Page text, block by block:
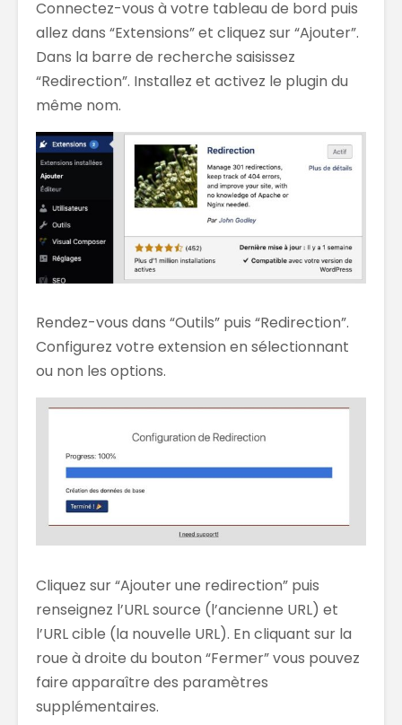
Connectez-vous à votre tableau de bord puis
allez dans “Extensions” et cliquez sur “Ajouter”.
Dans la barre de recherche saisissez
“Redirection”. Installez et activez le plugin du
même nom.
Rendez-vous dans “Outils” puis “Redirection”.
Configurez votre extension en sélectionnant
ou non les options.
Cliquez sur “Ajouter une redirection” puis
renseignez l’URL source (l’ancienne URL) et
l’URL cible (la nouvelle URL). En cliquant sur la
roue à droite du bouton “Fermer” vous pouvez
faire apparaître des paramètres
supplémentaires.